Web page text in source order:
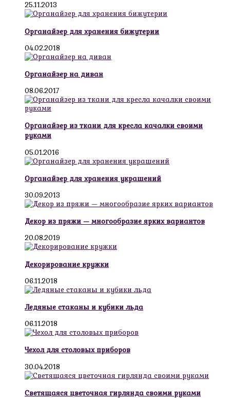
25.11.2013
Органайзер для хранения бижутерии
04.02.2018
Органайзер на диван
08.06.2017
Органайзер из ткани для кресла качалки своими
руками
05.01.2016
Органайзер для хранения украшений
30.09.2013
Декор из пряжи — многообразие ярких вариантов
20.08.2019
Декорирование кружки
06.11.2018
Ледяные стаканы и кубики льда
06.11.2018
Чехол для столовых приборов
30.04.2018
Светящаяся цветочная гирлянда своими руками